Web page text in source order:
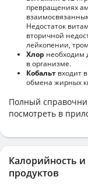
превращениях
Недостаток
вторичной
лейкопении,
Хлор необходим
в организме.
Кобальт входит
обмена жирных
Полный
посмотреть в
Калорийность
продуктов